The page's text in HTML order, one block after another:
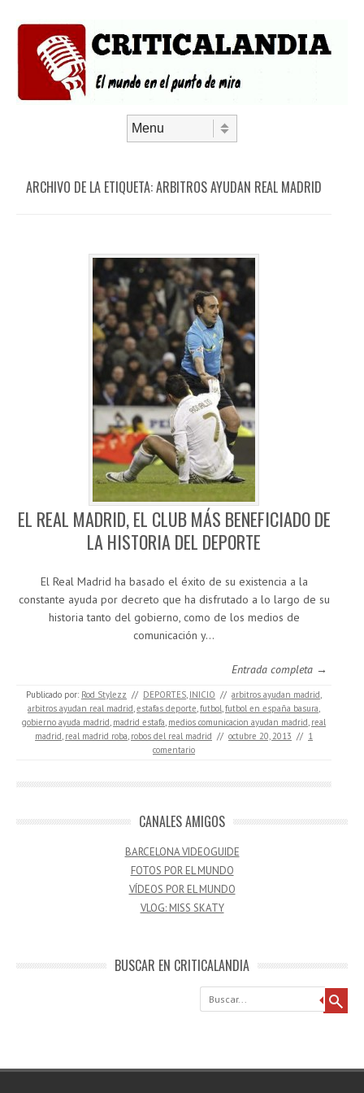
ARCHIVO DE LA ETIQUETA:ARBITROS AYUDAN REAL MADRID
EL REAL MADRID, EL CLUB MÁS BENEFICIADO DE
LA HISTORIA DEL DEPORTE
El Real Madrid ha basado el éxito de su existencia a la
constante ayuda por decreto que ha disfrutado a lo largo de su
historia tanto del gobierno, como de los medios de
comunicación y…
Entrada completa →
Publicado por: Rod Stylezz // DEPORTES, INICIO // arbitros ayudan madrid,
arbitros ayudan real madrid,estafas deporte,futbol,futbol en españa basura,
gobierno ayuda madrid, madrid estafa, medios comunicacion ayudan madrid, real
madrid, real madrid roba, robos del real madrid // octubre 20, 2013 // 1
comentario
CANALES AMIGOS
BARCELONA VIDEOGUIDE
FOTOS POR EL MUNDO
VÍDEOS POR EL MUNDO
VLOG: MISS SKATY
BUSCAR EN CRITICALANDIA
Buscar